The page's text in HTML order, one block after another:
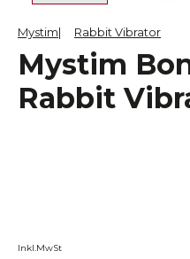
Mystim Rabbit Vibrator
Mystim
Rabbit
Inkl.MwSt